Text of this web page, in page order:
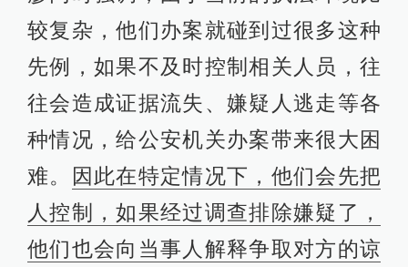
较复杂，他们办案就碰到过很多这种
先例，如果不及时控制相关人员，往
往会造成证据流失、嫌疑人逃走等各
种情况，给公安机关办案带来很大困
难。
因此在特定情况下，他们会先把
人控制，如果经过调查排除嫌疑了，
他们也会向当事人解释争取对方的谅